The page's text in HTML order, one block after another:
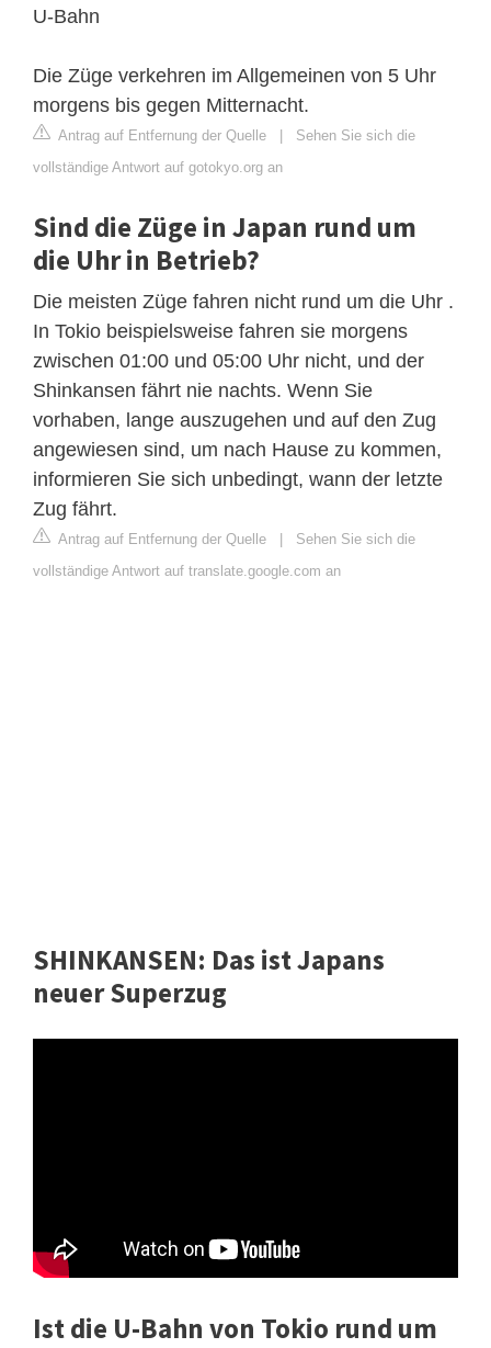
U-Bahn
Die Züge verkehren im Allgemeinen von 5 Uhr
morgens bis gegen Mitternacht.
Antrag auf Entfernung der Quelle
Sehen Sie sich die
vollständige Antwort auf gotokyo.org an
Sind die Züge in Japan rund um
die Uhr in Betrieb?
Die meisten Züge fahren nicht rund um die Uhr .
In Tokio beispielsweise fahren sie morgens
zwischen 01:00 und 05:00 Uhr nicht, und der
Shinkansen fährt nie nachts. Wenn Sie
vorhaben, lange auszugehen und auf den Zug
angewiesen sind, um nach Hause zu kommen,
informieren Sie sich unbedingt, wann der letzte
Zug fährt.
Antrag auf Entfernung der Quelle
Sehen Sie sich die
vollständige Antwort auf translate.google.com an
SHINKANSEN: Das ist Japans
neuer Superzug
Ist die U-Bahn von Tokio rund um